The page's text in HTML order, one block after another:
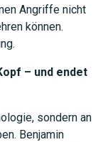
Angriffe nicht
können.
– und endet
sondern an
Benjamin